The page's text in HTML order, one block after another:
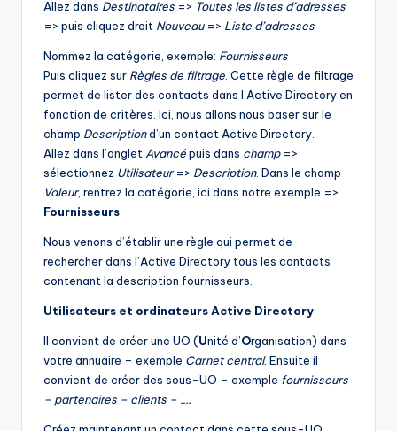
Allez dans Destinataires => Toutes les listes d’adresses
=> puis cliquez droit Nouveau=> Liste d’adresses
Nommez la catégorie, exemple: Fournisseurs
Puis cliquez sur Règles de filtrage . Cette règle de filtrage
permet de lister des contacts dans l’Active Directory en
fonction de critères. Ici, nous allons nous baser sur le
champ Descriptiond’un contact Active Directory.
Allez dans l’onglet Avancépuis dans champ=>
sélectionnez Utilisateur=> Description. Dans le champ
Valeur, rentrez la catégorie, ici dans notre exemple =>
Fournisseurs
Nous venons d’établir une règle qui permet de
rechercher dans l’Active Directory tous les contacts
contenant la description fournisseurs.
Utilisateurs et ordinateurs Active Directory
Il convient de créer une UO (Unité d’Organisation) dans
votre annuaire – exemple Carnet central. Ensuite il
convient de créer des sous-UO – exemple fournisseurs
– partenaires – clients – ….